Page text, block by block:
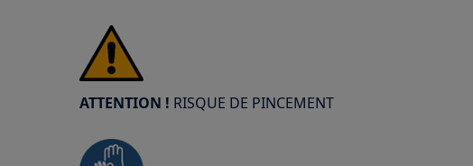
ATTENTION ! RISQUE DE PINCEMENT